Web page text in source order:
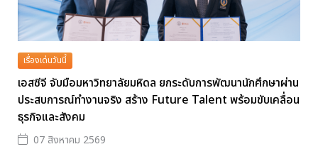
เรื่องเด่นวันนี้
เอสซีจี จับมือมหาวิทยาลัยมหิดล ยกระดับการพัฒนานักศึกษาผ่าน
ประสบการณ์ทำงานจริง สร้าง Future Talent พร้อมขับเคลื่อน
ธุรกิจและสังคม
07 สิงหาคม 2569